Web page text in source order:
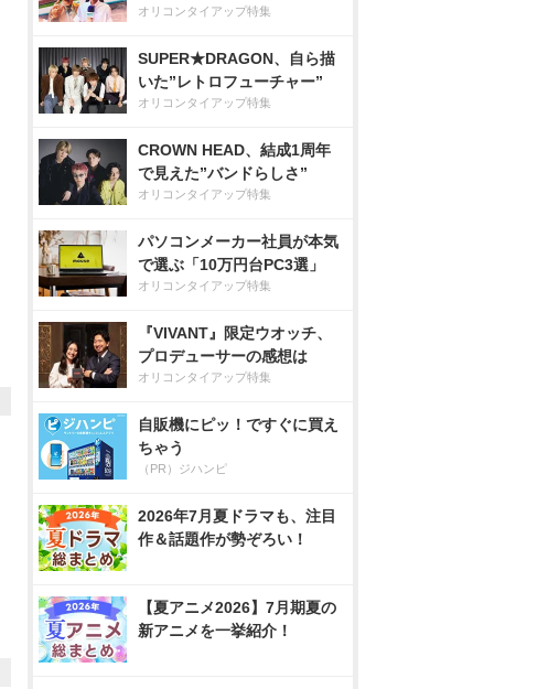
オリコンタイアップ特集
SUPER★DRAGON、自ら描
いた”レトロフューチャー”
オリコンタイアップ特集
CROWN HEAD、結成1周年
で見えた”バンドらしさ”
オリコンタイアップ特集
パソコンメーカー社員が本気
で選ぶ「10万円台PC3選」
オリコンタイアップ特集
『VIVANT』限定ウオッチ、
プロデューサーの感想は
オリコンタイアップ特集
自販機にピッ！ですぐに買え
ちゃう
（PR）ジハンピ
2026年7月夏ドラマも、注目
作＆話題作が勢ぞろい！
【夏アニメ2026】7月期夏の
新アニメを一挙紹介！